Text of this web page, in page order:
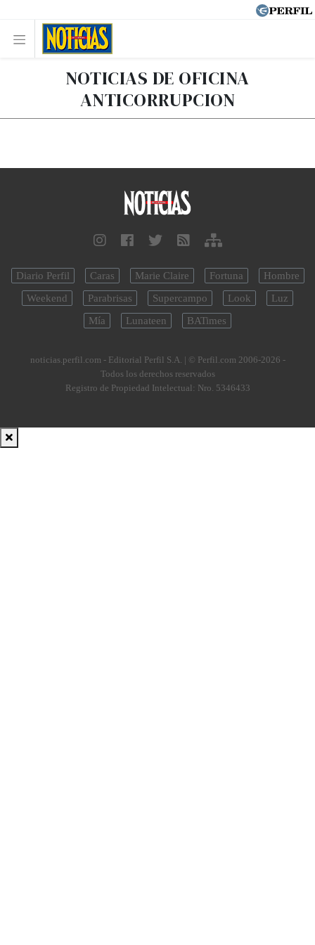
NOTICIAS DE OFICINA
ANTICORRUPCION
Diario Perfil Caras Marie Claire Fortuna
Hombre
Weekend
Parabrisas Supercampo Look
Luz
Mía
Lunateen BATimes
noticias.perfil.com - Editorial Perfil S.A. | © Perfil.com 2006-2026 -
Todos los derechos reservados
Registro de Propiedad Intelectual: Nro. 5346433